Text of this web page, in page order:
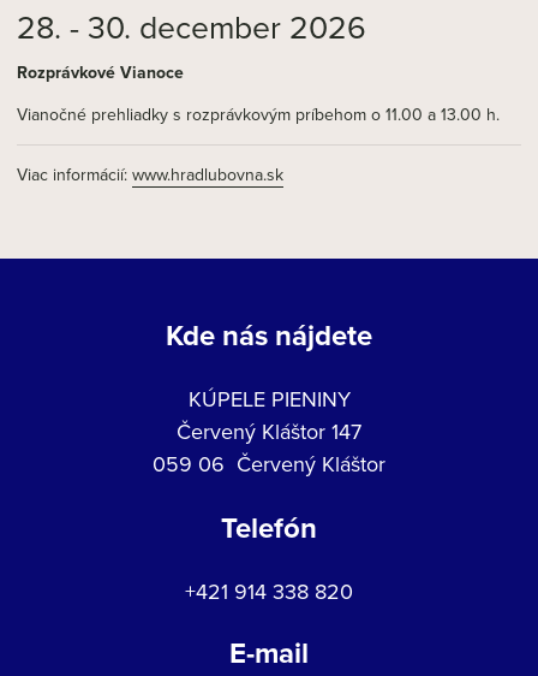
28. - 30. december 2026
Rozprávkové Vianoce
Vianočné prehliadky s rozprávkovým príbehom o 11.00 a 13.00 h.
Viac informácií: www.hradlubovna.sk
Kde nás nájdete
KÚPELE PIENINY
Červený Kláštor 147
059 06 Červený Kláštor
Telefón
+421 914 338 820
E-mail